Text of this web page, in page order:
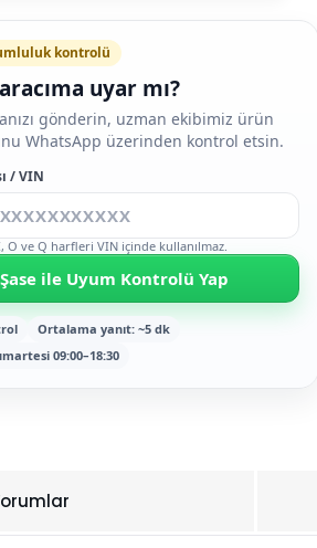
kontrolü
uyar mı?
gönderin, uzman ekibimiz ürün
WhatsApp üzerinden kontrol etsin.
/ VIN
O ve Q harfleri VIN içinde kullanılmaz.
Şase ile Uyum Kontrolü Yap
Ortalama yanıt: ~5 dk
09:00–18:30